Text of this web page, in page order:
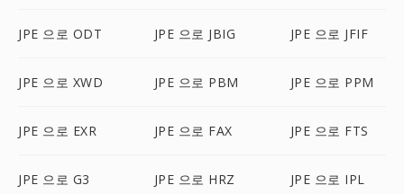
JPE 으로 ODT JPE 으로 JBIG JPE 으로 JFIF
JPE 으로 XWD JPE 으로 PBM JPE 으로 PPM
JPE 으로 EXR JPE 으로 FAX JPE 으로 FTS
JPE 으로 G3 JPE 으로 HRZ JPE 으로 IPL